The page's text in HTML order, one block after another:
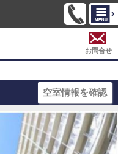
お問合せ
空室情報を確認